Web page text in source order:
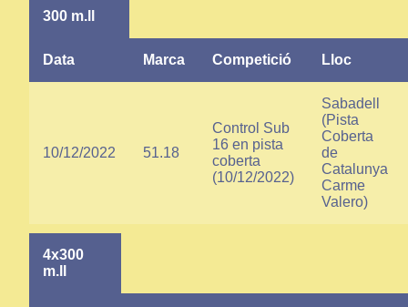
300 m.ll
Data Marca Competició Lloc
10/12/2022 51.18
Control Sub
16 en pista
coberta
(10/12/2022)
Sabadell
(Pista
Coberta
de
Catalunya
Carme
Valero)
4x300
m.ll